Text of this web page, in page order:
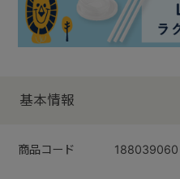
基本情報
商品コード 188039060